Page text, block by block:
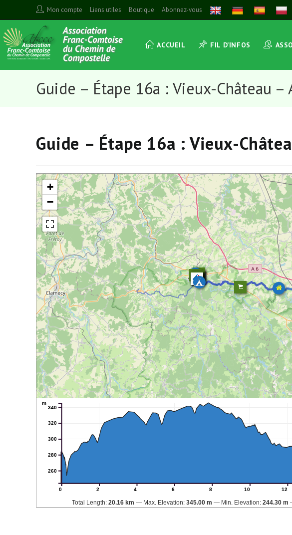
to
content
Mon compte Liens utiles Boutique Abonnez-vous
ACCUEIL FIL D’INFOS
Guide – Étape 16a : Vieux-Château –
Guide – Étape 16a : Vieux-
+
−
0 2 4 6 8 10 12
260
280
300
320
340
m
Total Length: 20.16 km Max. Elevation: 345.00 m Min. Elevation: 244.30 m